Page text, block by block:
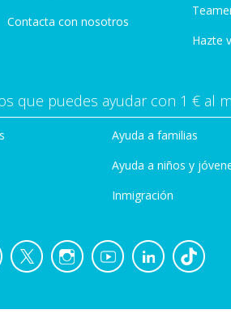
Contacta con nosotros
Hazte
que puedes ayudar con 1 € al
Ayuda a familias
Ayuda a niños y
Inmigración